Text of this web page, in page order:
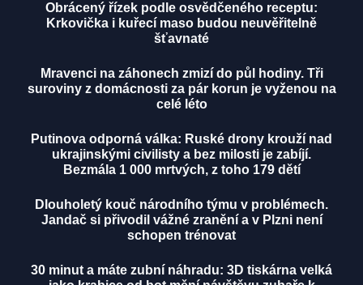
Obrácený řízek podle osvědčeného receptu:
Krkovička i kuřecí maso budou neuvěřitelně
šťavnaté
Mravenci na záhonech zmizí do půl hodiny. Tři
suroviny z domácnosti za pár korun je vyženou na
celé léto
Putinova odporná válka: Ruské drony krouží nad
ukrajinskými civilisty a bez milosti je zabíjí.
Bezmála 1 000 mrtvých, z toho 179 dětí
Dlouholetý kouč národního týmu v problémech.
Jandač si přivodil vážné zranění a v Plzni není
schopen trénovat
30 minut a máte zubní náhradu: 3D tiskárna velká